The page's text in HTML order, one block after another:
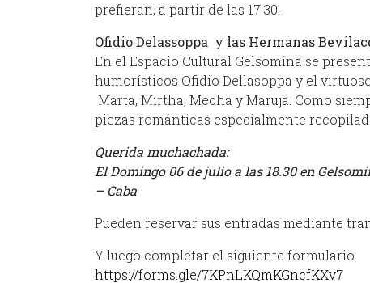
prefieran, a partir de las 17.30.
Ofidio Delassoppa y las Hermanas
En el Espacio Cultural Gelsomina se
humorísticos Ofidio Dellasoppa y el
Marta, Mirtha, Mecha y Maruja. Como
piezas románticas especialmente
Querida muchachada:
El Domingo 06 de julio a las 18.30 en
– Caba
Pueden reservar sus entradas mediante
Y luego completar el siguiente formulario
https://forms.gle/7KPnLKQmKGncfKXv7